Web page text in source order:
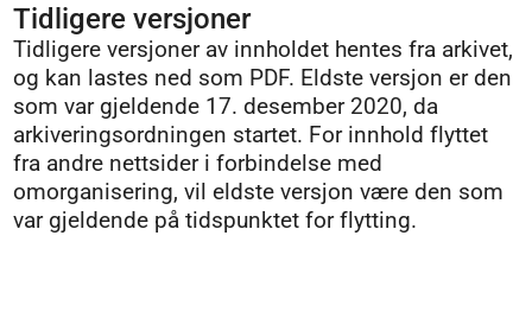
Tidligere versjoner
Tidligere versjoner av innholdet hentes fra arkivet,
og kan lastes ned som PDF. Eldste versjon er den
som var gjeldende 17. desember 2020, da
arkiveringsordningen startet. For innhold flyttet
fra andre nettsider i forbindelse med
omorganisering, vil eldste versjon være den som
var gjeldende på tidspunktet for flytting.